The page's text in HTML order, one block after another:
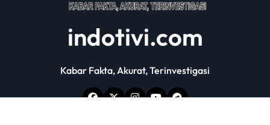
indotivi.com
Kabar Fakta, Akurat, Terinvestigasi